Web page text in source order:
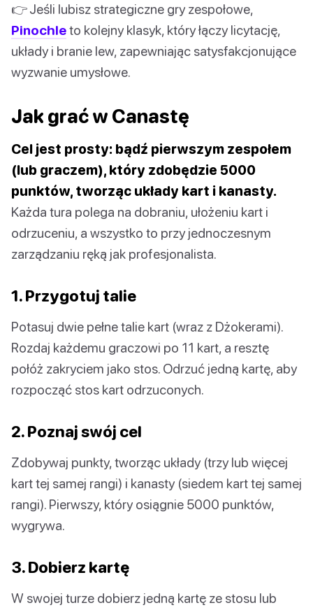
👉 Jeśli lubisz strategiczne gry zespołowe,
Pinochleto kolejny klasyk, który łączy licytację,
układy i branie lew, zapewniając satysfakcjonujące
wyzwanie umysłowe.
Jak grać w Canastę
Cel jest prosty: bądź pierwszym zespołem
(lub graczem), który zdobędzie 5000
punktów, tworząc układy kart i kanasty.
Każda tura polega na dobraniu, ułożeniu kart i
odrzuceniu, a wszystko to przy jednoczesnym
zarządzaniu ręką jak profesjonalista.
1. Przygotuj talie
Potasuj dwie pełne talie kart (wraz z Dżokerami).
Rozdaj każdemu graczowi po 11 kart, a resztę
połóż zakryciem jako stos. Odrzuć jedną kartę, aby
rozpocząć stos kart odrzuconych.
2. Poznaj swój cel
Zdobywaj punkty, tworząc układy (trzy lub więcej
kart tej samej rangi) i kanasty (siedem kart tej samej
rangi). Pierwszy, który osiągnie 5000 punktów,
wygrywa.
3. Dobierz kartę
W swojej turze dobierz jedną kartę ze stosu lub